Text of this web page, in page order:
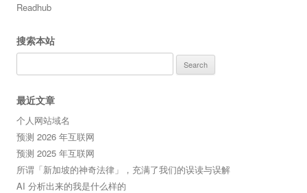
Readhub
搜索本站
for:
最近文章
个人网站域名
预测 2026 年互联网
预测 2025 年互联网
所谓「新加坡的神奇法律」，充满了我们的误读与误解
AI 分析出来的我是什么样的